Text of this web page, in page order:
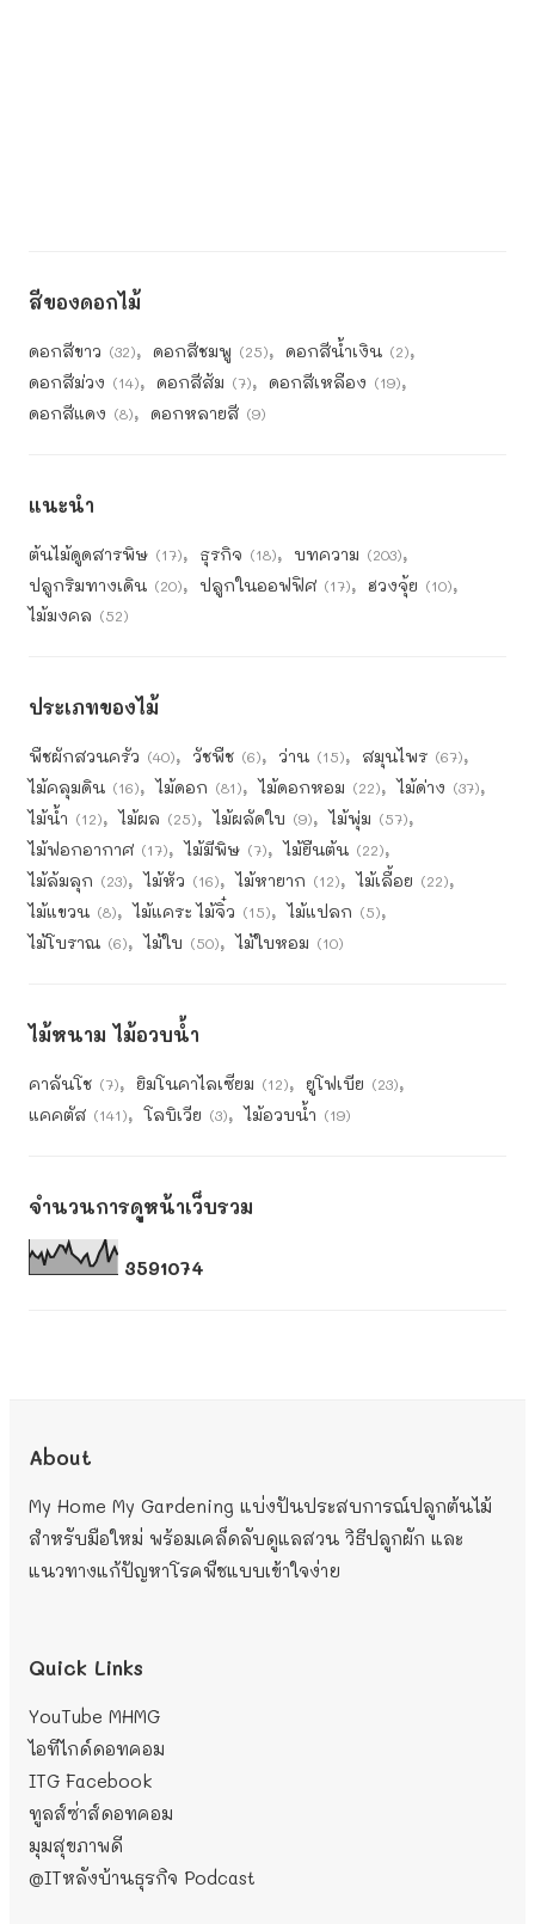
สีของดอกไม้
ดอกสีขาว (32) ดอกสีชมพู (25) ดอกสีน้ำเงิน (2)
ดอกสีม่วง (14) ดอกสีส้ม (7) ดอกสีเหลือง (19)
ดอกสีแดง (8) ดอกหลายสี (9)
แนะนำ
ต้นไม้ดูดสารพิษ (17) ธุรกิจ (18) บทความ (203)
ปลูกริมทางเดิน (20) ปลูกในออฟฟิศ (17) ฮวงจุ้ย (10)
ไม้มงคล (52)
ประเภทของไม้
พืชผักสวนครัว (40) วัชพืช (6) ว่าน (15) สมุนไพร (67)
ไม้คลุมดิน (16) ไม้ดอก (81) ไม้ดอกหอม (22) ไม้ด่าง (37)
ไม้น้ำ (12) ไม้ผล (25) ไม้ผลัดใบ (9) ไม้พุ่ม (57)
ไม้ฟอกอากาศ (17) ไม้มีพิษ (7) ไม้ยืนต้น (22)
ไม้ล้มลุก (23) ไม้หัว (16) ไม้หายาก (12) ไม้เลื้อย (22)
ไม้แขวน (8) ไม้แคระ ไม้จิ๋ว (15) ไม้แปลก (5)
ไม้โบราณ (6) ไม้ใบ (50) ไม้ใบหอม (10)
ไม้หนาม ไม้อวบน้ำ
คาลันโช (7) ยิมโนคาไลเซียม (12) ยูโฟเบีย (23)
แคคตัส (141) โลบิเวีย (3) ไม้อวบน้ำ (19)
จำนวนการดูหน้าเว็บรวม
3591074
About
My Home My Gardening แบ่งปันประสบการณ์ปลูกต้นไม้
สำหรับมือใหม่ พร้อมเคล็ดลับดูแลสวน วิธีปลูกผัก และ
แนวทางแก้ปัญหาโรคพืชแบบเข้าใจง่าย
Quick Links
YouTube MHMG
ไอทีไกด์ดอทคอม
ITG Facebook
ทูลส์ซ่าส์ดอทคอม
มุมสุขภาพดี
@ITหลังบ้านธุรกิจ Podcast